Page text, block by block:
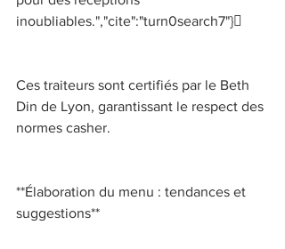
inoubliables.","cite":"turn0search7"}
Ces traiteurs sont certifiés par le Beth
Din de Lyon, garantissant le respect des
normes casher.
**Élaboration du menu : tendances et
suggestions**